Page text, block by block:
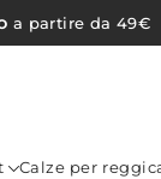
a partire da 49€
Calze per